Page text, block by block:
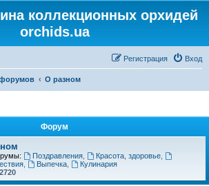
коллекционных орхидей
orchids.ua
Вход
Регистрация
О разном
Форум
Поздравления, Красота, здоровье,
Выпечка,
Кулинария
2720